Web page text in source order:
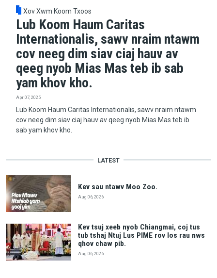
Xov Xwm Koom Txoos
Lub Koom Haum Caritas
Internationalis, sawv nraim ntawm
cov neeg dim siav ciaj hauv av
qeeg nyob Mias Mas teb ib sab
yam khov kho.
Apr 07, 2025
Lub Koom Haum Caritas Internationalis, sawv nraim ntawm
cov neeg dim siav ciaj hauv av qeeg nyob Mias Mas teb ib
sab yam khov kho.
LATEST
Kev sau ntawv Moo Zoo.
Aug 06, 2026
Kev tsuj xeeb nyob Chiangmai, coj tus
tub tshaj Ntuj Lus PIME rov los rau nws
qhov chaw pib.
Aug 06, 2026